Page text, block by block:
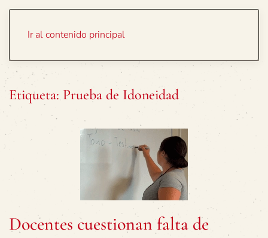
Ir al contenido principal
Etiqueta: Prueba de Idoneidad
Docentes cuestionan falta de